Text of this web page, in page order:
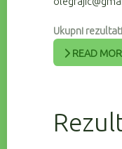
Ukupni
READ